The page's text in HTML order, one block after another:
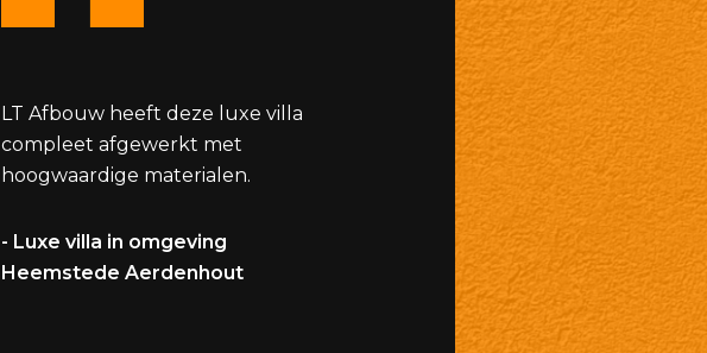
LT Afbouw heeft deze luxe villa
compleet afgewerkt met
hoogwaardige materialen.
- Luxe villa in omgeving
Heemstede Aerdenhout